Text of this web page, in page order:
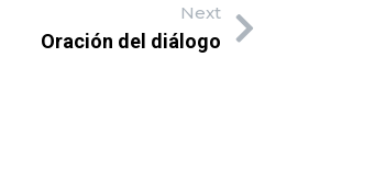
Next
Oración del diálogo